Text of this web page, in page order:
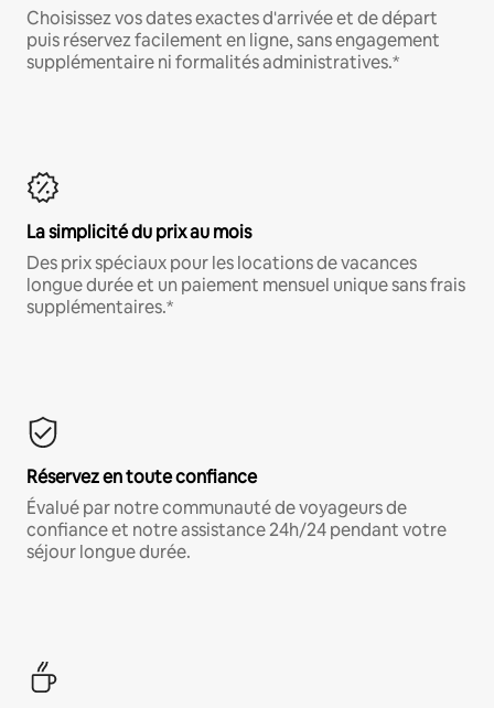
Choisissez vos dates exactes d'arrivée et de départ
puis réservez facilement en ligne, sans engagement
supplémentaire ni formalités administratives.*
La simplicité du prix au mois
Des prix spéciaux pour les locations de vacances
longue durée et un paiement mensuel unique sans frais
supplémentaires.*
Réservez en toute confiance
Évalué par notre communauté de voyageurs de
confiance et notre assistance 24h/24 pendant votre
séjour longue durée.